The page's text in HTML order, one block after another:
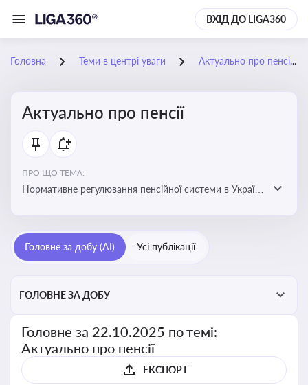
ВХІД ДО LIGA360
Головна Теми в центрі уваги Актуально про пенсії
Актуально про пенсії
ПРО ЩО ТЕМА:
Нормативне регулювання пенсійної системи в Україні
Головне за добу (AI) Усі публікації
ГОЛОВНЕ ЗА ДОБУ
Головне за 22.10.2025 по темі:
Актуально про пенсії
ЕКСПОРТ